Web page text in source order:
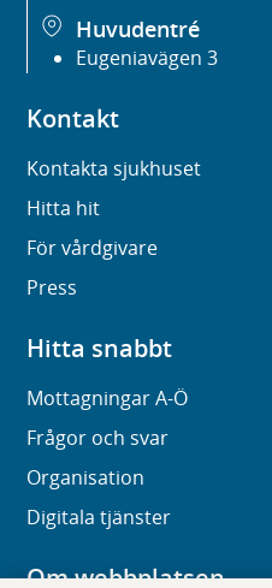
Huvudentré
Eugeniavägen 3
Kontakt
Kontakta sjukhuset
Hitta hit
För vårdgivare
Press
Hitta snabbt
Mottagningar A-Ö
Frågor och svar
Organisation
Digitala tjänster
Om webbplatsen